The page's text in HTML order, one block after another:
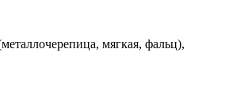
мягкая, фальц),